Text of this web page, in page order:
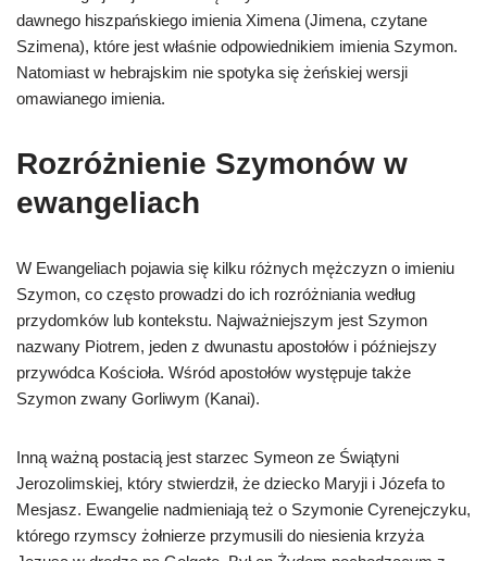
dawnego hiszpańskiego imienia Ximena (Jimena, czytane
Szimena), które jest właśnie odpowiednikiem imienia Szymon.
Natomiast w hebrajskim nie spotyka się żeńskiej wersji
omawianego imienia.
Rozróżnienie Szymonów w
ewangeliach
W Ewangeliach pojawia się kilku różnych mężczyzn o imieniu
Szymon, co często prowadzi do ich rozróżniania według
przydomków lub kontekstu. Najważniejszym jest Szymon
nazwany Piotrem, jeden z dwunastu apostołów i późniejszy
przywódca Kościoła. Wśród apostołów występuje także
Szymon zwany Gorliwym (Kanai).
Inną ważną postacią jest starzec Symeon ze Świątyni
Jerozolimskiej, który stwierdził, że dziecko Maryji i Józefa to
Mesjasz. Ewangelie nadmieniają też o Szymonie Cyrenejczyku,
którego rzymscy żołnierze przymusili do niesienia krzyża